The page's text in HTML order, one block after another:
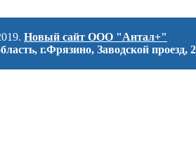
Новый сайт ООО "Антал+"
г.Фрязино, Заводской проезд, 2